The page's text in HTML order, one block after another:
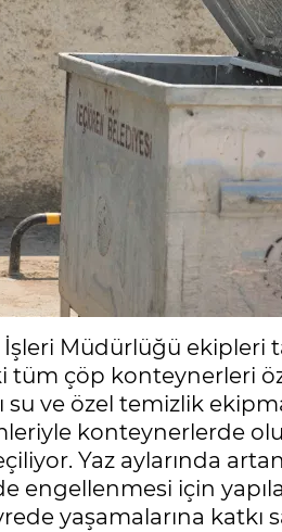
Müdürlüğü ekipleri
tüm çöp konteynerleri
su ve özel temizlik
konteynerlerde
Yaz aylarında
engellenmesi için
yaşamalarına katkı